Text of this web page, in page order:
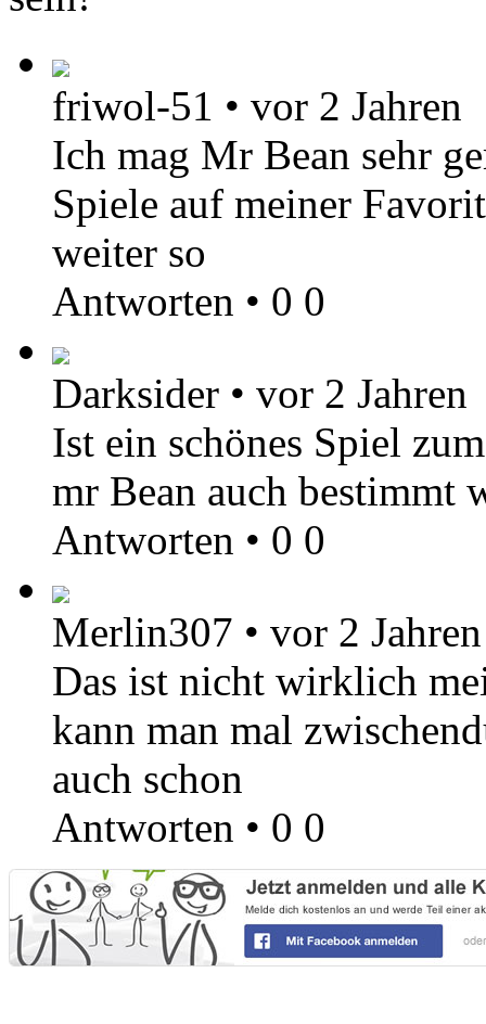
friwol-51 • vor 2 Jahren
Ich mag Mr Bean sehr
Spiele auf meiner
weiter so
Antworten • 0 0
Darksider • vor 2 Jahren
Ist ein schönes Spiel
mr Bean auch bestimmt
Antworten • 0 0
Merlin307 • vor 2 Jahren
Das ist nicht wirklich
kann man mal
auch schon
Antworten • 0 0